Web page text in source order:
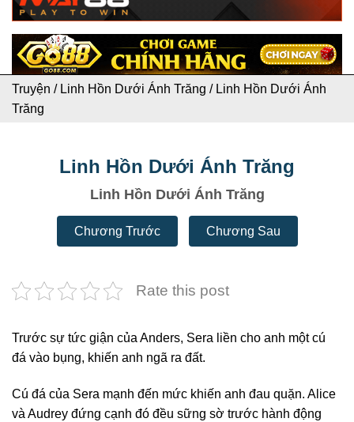
Truyện / Linh Hồn Dưới Ánh Trăng / Linh Hồn Dưới Ánh
Trăng
Linh Hồn Dưới Ánh Trăng
Linh Hồn Dưới Ánh Trăng
Chương Trước Chương Sau
Rate this post
Trước sự tức giận của Anders, Sera liền cho anh một cú
đá vào bụng, khiến anh ngã ra đất.
Cú đá của Sera mạnh đến mức khiến anh đau quặn. Alice
và Audrey đứng cạnh đó đều sững sờ trước hành động